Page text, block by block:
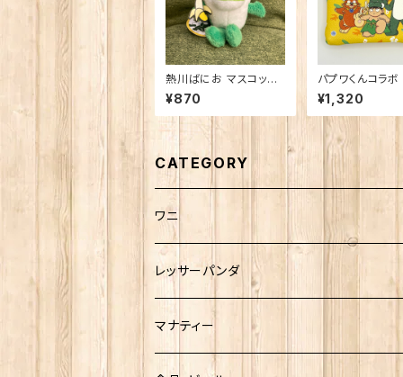
熱川ばにお マスコット
マグネット
¥870
パプワくんコラ
ンケース
¥1,320
CATEGORY
ワニ
熱川ばにお
雨宮ひかるさんグッズ
レッサーパンダ
マナティー